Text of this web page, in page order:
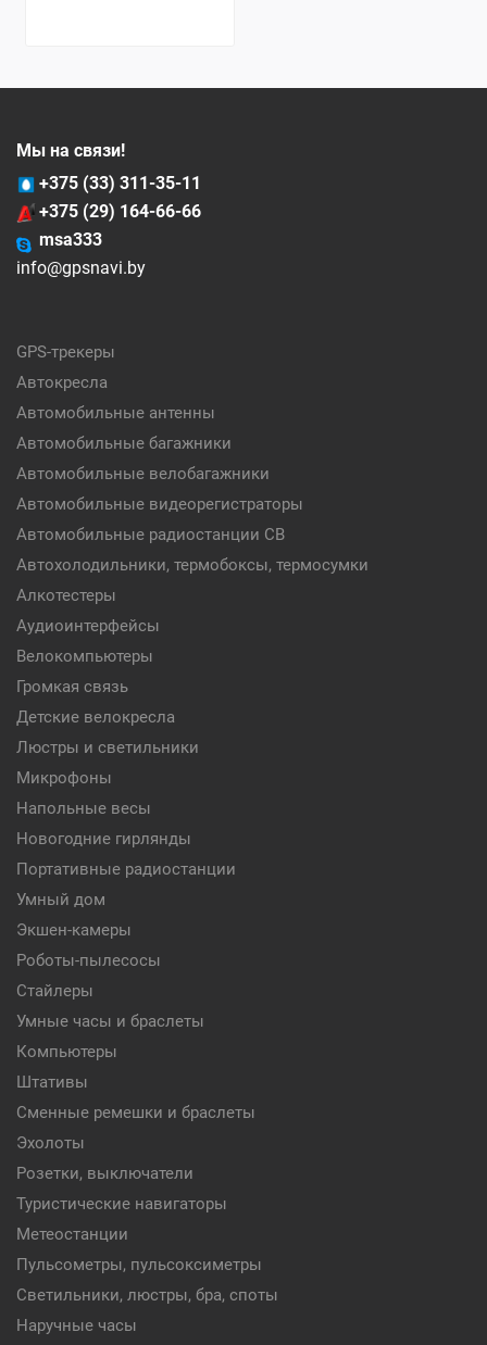
Мы на связи!
+375 (33) 311-35-11
+375 (29) 164-66-66
msa333
info@gpsnavi.by
GPS-трекеры
Автокресла
Автомобильные антенны
Автомобильные багажники
Автомобильные велобагажники
Автомобильные видеорегистраторы
Автомобильные радиостанции CB
Автохолодильники, термобоксы, термосумки
Алкотестеры
Аудиоинтерфейсы
Велокомпьютеры
Громкая связь
Детские велокресла
Люстры и светильники
Микрофоны
Напольные весы
Новогодние гирлянды
Портативные радиостанции
Умный дом
Экшен-камеры
Роботы-пылесосы
Стайлеры
Умные часы и браслеты
Компьютеры
Штативы
Сменные ремешки и браслеты
Эхолоты
Розетки, выключатели
Туристические навигаторы
Метеостанции
Пульсометры, пульсоксиметры
Светильники, люстры, бра, споты
Наручные часы